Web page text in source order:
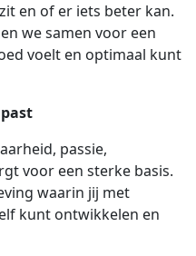
en of er iets beter kan.
we samen voor een
voelt en optimaal kunt
passie,
voor een sterke basis.
waarin jij met
kunt ontwikkelen en